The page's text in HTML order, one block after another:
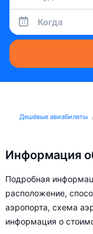
Когда
Дешёвые авиабилеты
Информация
Подробная
расположение,
аэропорта, схема
информация о